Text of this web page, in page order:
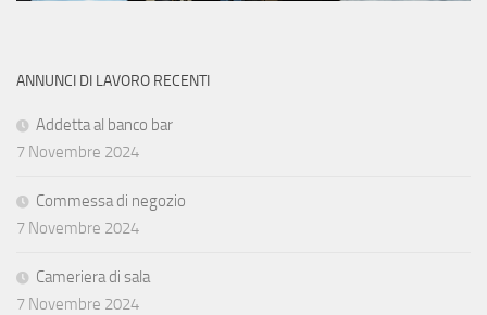
ANNUNCI DI LAVORO RECENTI
Addetta al banco bar
7 Novembre 2024
Commessa di negozio
7 Novembre 2024
Cameriera di sala
7 Novembre 2024